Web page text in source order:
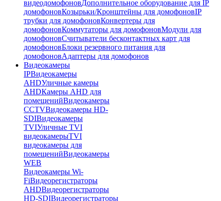
видеодомофоновДополнительное оборудование для IP
домофоновКозырьки/Кронштейны для домофоновIP
трубки для домофоновКонвертеры для
домофоновКоммутаторы для домофоновМодули для
домофоновСчитыватели бесконтактных карт для
домофоновБлоки резервного питания для
домофоновАдаптеры для домофонов
Видеокамеры
IPВидеокамеры
AHDУличные камеры
AHDКамеры AHD для
помещенийВидеокамеры
CCTVВидеокамеры HD-
SDIВидеокамеры
TVIУличные TVI
видеокамерыTVI
видеокамеры для
помещенийВидеокамеры
WEB
Видеокамеры Wi-
FiВидеорегистраторы
AHDВидеорегистраторы
HD-SDIВидеорегистраторы